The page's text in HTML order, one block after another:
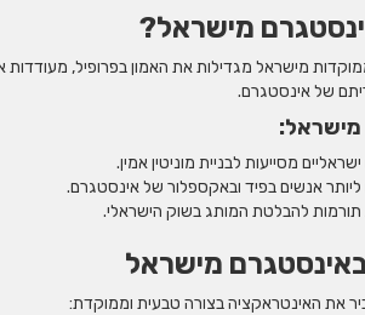
מישראל?
מישראל מגדילות את האמון בפרופיל,
של אינסטגרם.
מישראל:
מסייעות לבניית מוניטין אמין.
אנשים בפיד ובאקספלור של אינסטגרם.
תורמות להבלטת המותג בשוק הישראלי.
מישראל
את האינטראקציה בצורה טבעית וממוקדת: